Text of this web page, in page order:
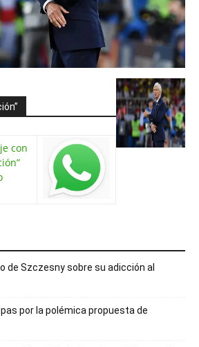
con
de Szczesny sobre su adicción al
por la polémica propuesta de